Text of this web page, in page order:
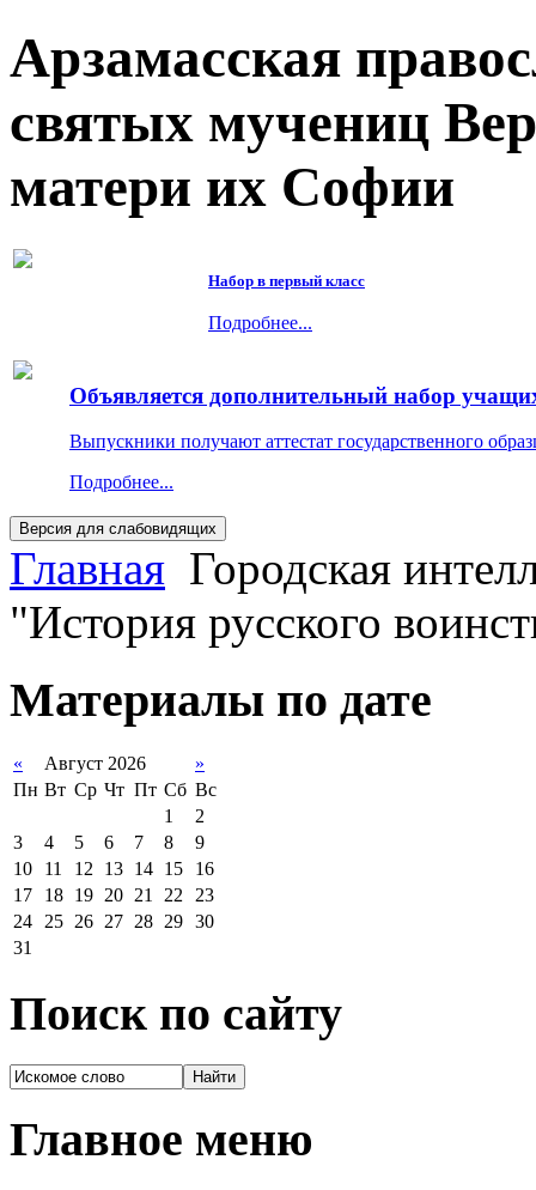
Арзамасская
святых мучениц
матери их Софии
Набор в первый класс
Подробнее...
Объявляется дополнительный набор
Выпускники получают аттестат государственного
Подробнее...
Главная Городская
"История русского
Материалы по дате
« Август 2026
»
Пн Вт Ср Чт Пт Сб Вс
1
2
3
4 5 6 7 8
9
10
11 12 13 14 15
16
17
18 19 20 21 22
23
24
25 26 27 28 29 30
31
Поиск по сайту
Главное меню